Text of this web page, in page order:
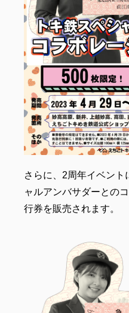
さらに、2周年イベン
ャルアンバサダーとの
行券を販売されます。